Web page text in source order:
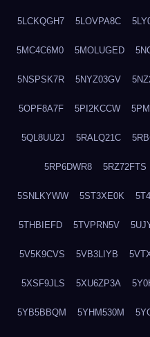
5LCKQGH7 5LOVPA8C
5MC4C6M0 5MOLUGED
5NSPSK7R 5NYZ03GV
5OPF8A7F 5PI2KCCW
5QL8UU2J 5RALQ21C
5RP6DWR8 5RZ72FTS
5SNLKYWW 5ST3XE0K
5THBIEFD 5TVPRN5V
5V5K9CVS 5VB3LIYB
5XSF9JLS 5XU6ZP3A
5YB5BBQM 5YHM530M